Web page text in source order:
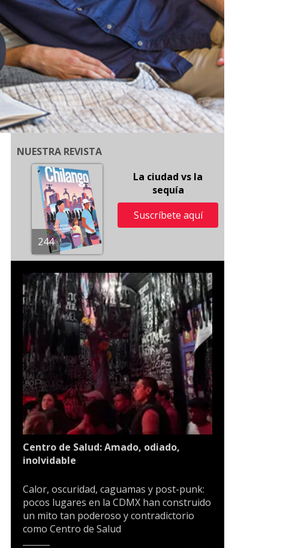
NUESTRA REVISTA
244
La ciudad vs la
sequía
Suscríbete aquí
Centro de Salud: Amado, odiado,
inolvidable
Calor, oscuridad, caguamas y post-punk:
pocos lugares en la CDMX han construido
un mito tan poderoso y contradictorio
como Centro de Salud